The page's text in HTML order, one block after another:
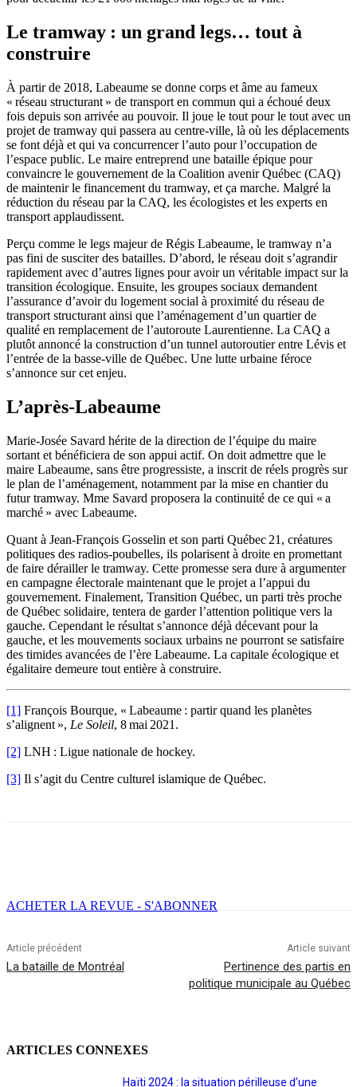
Le tramway : un grand legs… tout à
construire
À partir de 2018, Labeaume se donne corps et âme au fameux
« réseau structurant » de transport en commun qui a échoué deux
fois depuis son arrivée au pouvoir. Il joue le tout pour le tout avec un
projet de tramway qui passera au centre-ville, là où les déplacements
se font déjà et qui va concurrencer l’auto pour l’occupation de
l’espace public. Le maire entreprend une bataille épique pour
convaincre le gouvernement de la Coalition avenir Québec (CAQ)
de maintenir le financement du tramway, et ça marche. Malgré la
réduction du réseau par la CAQ, les écologistes et les experts en
transport applaudissent.
Perçu comme le legs majeur de Régis Labeaume, le tramway n’a
pas fini de susciter des batailles. D’abord, le réseau doit s’agrandir
rapidement avec d’autres lignes pour avoir un véritable impact sur la
transition écologique. Ensuite, les groupes sociaux demandent
l’assurance d’avoir du logement social à proximité du réseau de
transport structurant ainsi que l’aménagement d’un quartier de
qualité en remplacement de l’autoroute Laurentienne. La CAQ a
plutôt annoncé la construction d’un tunnel autoroutier entre Lévis et
l’entrée de la basse-ville de Québec. Une lutte urbaine féroce
s’annonce sur cet enjeu.
L’après-Labeaume
Marie-Josée Savard hérite de la direction de l’équipe du maire
sortant et bénéficiera de son appui actif. On doit admettre que le
maire Labeaume, sans être progressiste, a inscrit de réels progrès sur
le plan de l’aménagement, notamment par la mise en chantier du
futur tramway. Mme Savard proposera la continuité de ce qui « a
marché » avec Labeaume.
Quant à Jean-François Gosselin et son parti Québec 21, créatures
politiques des radios-poubelles, ils polarisent à droite en promettant
de faire dérailler le tramway. Cette promesse sera dure à argumenter
en campagne électorale maintenant que le projet a l’appui du
gouvernement. Finalement, Transition Québec, un parti très proche
de Québec solidaire, tentera de garder l’attention politique vers la
gauche. Cependant le résultat s’annonce déjà décevant pour la
gauche, et les mouvements sociaux urbains ne pourront se satisfaire
des timides avancées de l’ère Labeaume. La capitale écologique et
égalitaire demeure tout entière à construire.
[1] François Bourque, « Labeaume : partir quand les planètes
s’alignent », Le Soleil, 8 mai 2021.
[2] LNH : Ligue nationale de hockey.
[3] Il s’agit du Centre culturel islamique de Québec.
ACHETER LA REVUE - S'ABONNER
Article précédent
La bataille de Montréal
Article suivant
Pertinence des partis en
politique municipale au Québec
ARTICLES CONNEXES
Haïti 2024 : la situation périlleuse d’une